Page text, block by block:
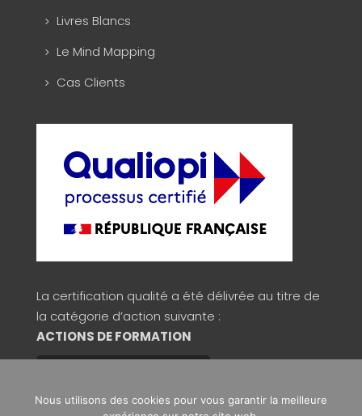
Livres Blancs
Le Mind Mapping
Cas Clients
La certification qualité a été délivrée au titre de
la catégorie d’action suivante :
ACTIONS DE FORMATION
Nous utilisons des cookies pour vous garantir la meilleure